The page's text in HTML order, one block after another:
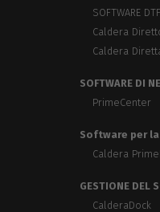
SOFTWARE
Caldera
Caldera
SOFTWARE DI
PrimeCenter
Software per
Caldera
GESTIONE DEL
CalderaDock